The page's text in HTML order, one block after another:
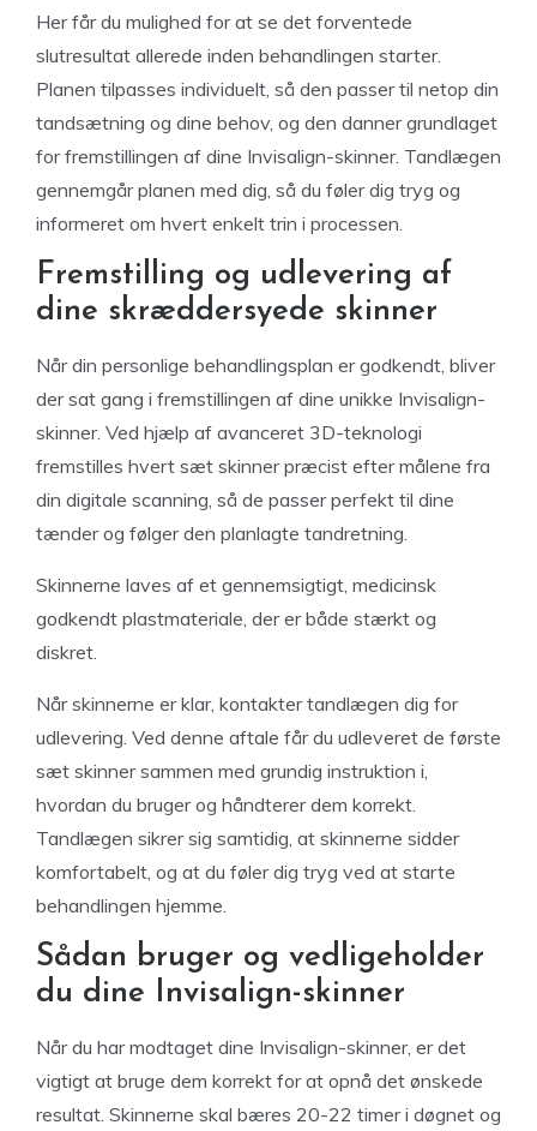
Her får du mulighed for at se det forventede
slutresultat allerede inden behandlingen starter.
Planen tilpasses individuelt, så den passer til netop din
tandsætning og dine behov, og den danner grundlaget
for fremstillingen af dine Invisalign-skinner. Tandlægen
gennemgår planen med dig, så du føler dig tryg og
informeret om hvert enkelt trin i processen.
Fremstilling og udlevering af
dine skræddersyede skinner
Når din personlige behandlingsplan er godkendt, bliver
der sat gang i fremstillingen af dine unikke Invisalign-
skinner. Ved hjælp af avanceret 3D-teknologi
fremstilles hvert sæt skinner præcist efter målene fra
din digitale scanning, så de passer perfekt til dine
tænder og følger den planlagte tandretning.
Skinnerne laves af et gennemsigtigt, medicinsk
godkendt plastmateriale, der er både stærkt og
diskret.
Når skinnerne er klar, kontakter tandlægen dig for
udlevering. Ved denne aftale får du udleveret de første
sæt skinner sammen med grundig instruktion i,
hvordan du bruger og håndterer dem korrekt.
Tandlægen sikrer sig samtidig, at skinnerne sidder
komfortabelt, og at du føler dig tryg ved at starte
behandlingen hjemme.
Sådan bruger og vedligeholder
du dine Invisalign-skinner
Når du har modtaget dine Invisalign-skinner, er det
vigtigt at bruge dem korrekt for at opnå det ønskede
resultat. Skinnerne skal bæres 20-22 timer i døgnet og